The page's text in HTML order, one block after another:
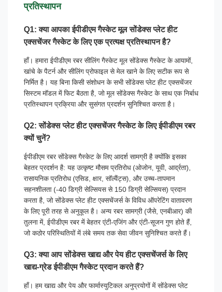
प्रतिस्थापन
Q1: क्या आपका ईपीडीएम गैस्केट मूल सोंडेक्स प्लेट हीट
एक्सचेंजर गैस्केट के लिए एक प्रत्यक्ष प्रतिस्थापन है?
हाँ। हमारा ईपीडीएम रबर सीलिंग गैस्केट मूल सोंडेक्स गैस्केट के आयामों,
खांचे के पैटर्न और सीलिंग प्रोफाइल से मेल खाने के लिए सटीक रूप से
निर्मित है। यह बिना किसी संशोधन के सभी सोंडेक्स प्लेट हीट एक्सचेंजर
सिस्टम मॉडल में फिट बैठता है, जो मूल सोंडेक्स गैस्केट के साथ एक निर्बाध
प्रतिस्थापन प्रक्रिया और सुसंगत प्रदर्शन सुनिश्चित करता है।
Q2: सोंडेक्स प्लेट हीट एक्सचेंजर गैस्केट के लिए ईपीडीएम रबर
क्यों चुनें?
ईपीडीएम रबर सोंडेक्स गैस्केट के लिए आदर्श सामग्री है क्योंकि इसका
बेहतर प्रदर्शन है: यह उत्कृष्ट मौसम प्रतिरोध (ओजोन, यूवी, आर्द्रता),
रासायनिक प्रतिरोध (एसिड, क्षार, सॉल्वैंट्स), और उच्च-तापमान
सहनशीलता (-40 डिग्री सेल्सियस से 150 डिग्री सेल्सियस) प्रदान
करता है, जो सोंडेक्स प्लेट हीट एक्सचेंजर्स के विविध ऑपरेटिंग वातावरण
के लिए पूरी तरह से अनुकूल है। अन्य रबर सामग्री (जैसे, एनबीआर) की
तुलना में, ईपीडीएम रबर में बेहतर एंटी-एजिंग और एंटी-सूजन गुण होते हैं,
जो कठोर परिस्थितियों में लंबे समय तक सेवा जीवन सुनिश्चित करते हैं।
Q3: क्या आप सोंडेक्स खाद्य और पेय हीट एक्सचेंजर्स के लिए
खाद्य-ग्रेड ईपीडीएम गैस्केट प्रदान करते हैं?
हाँ। हम खाद्य और पेय और फार्मास्युटिकल अनुप्रयोगों में सोंडेक्स प्लेट